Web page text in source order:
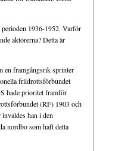
1936-1952. Varför
aktörerna? Detta är
en framgångsrik sprinter
friidrottsförbundet
hade prioritet framför
(RF) 1903 och
han i den
nordbo som haft detta